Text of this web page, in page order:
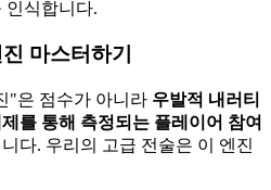
인식합니다.
마스터하기
"은 점수가 아니라 우발적 내러티
를 통해 측정되는 플레이어 참여
다. 우리의 고급 전술은 이 엔진